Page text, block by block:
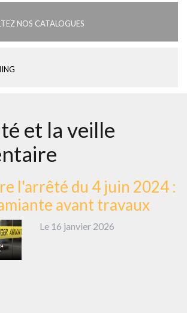
NOS CATALOGUES
et la veille
l'arrêté du 4 juin 2024 :
avant travaux
Le 16 janvier 2026